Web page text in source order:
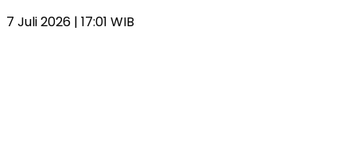
7 Juli 2026 | 17:01 WIB